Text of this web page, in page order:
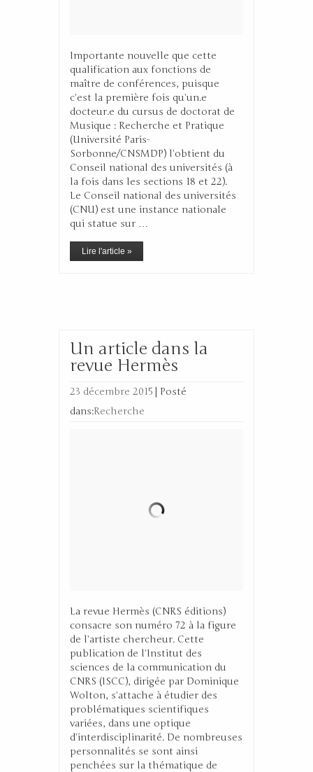
Importante nouvelle que cette
qualification aux fonctions de
maître de conférences, puisque
c’est la première fois qu’un.e
docteur.e du cursus de doctorat de
Musique : Recherche et Pratique
(Université Paris-
Sorbonne/CNSMDP) l’obtient du
Conseil national des universités (à
la fois dans les sections 18 et 22).
Le Conseil national des universités
(CNU) est une instance nationale
qui statue sur …
Lire l'article »
Un article dans la
revue Hermès
23 décembre 2015
Posté
dans:Recherche
La revue Hermès (CNRS éditions)
consacre son numéro 72 à la figure
de l’artiste chercheur. Cette
publication de l’Institut des
sciences de la communication du
CNRS (ISCC), dirigée par Dominique
Wolton, s’attache à étudier des
problématiques scientifiques
variées, dans une optique
d’interdisciplinarité. De nombreuses
personnalités se sont ainsi
penchées sur la thématique de